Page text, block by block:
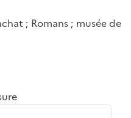
; Romans ; musée de